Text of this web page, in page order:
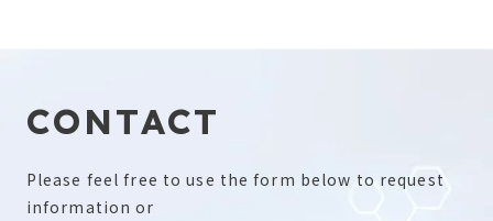
CONTACT
Please feel free to use the form below to request
information or